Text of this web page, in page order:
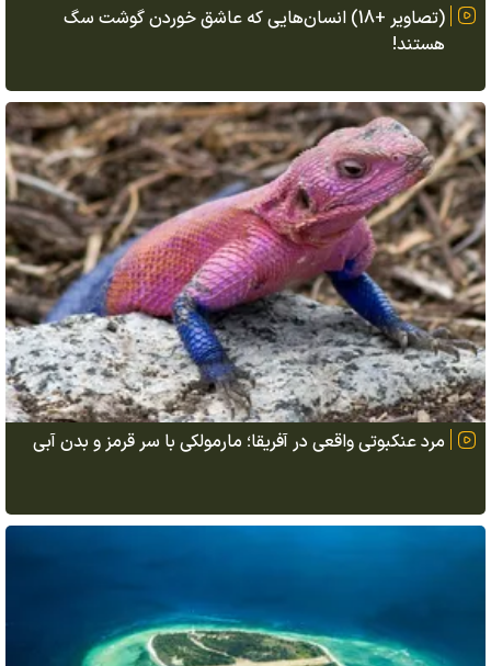
(تصاویر +18) انسان‌هایی که عاشق خوردن گوشت سگ
هستند!
مرد عنکبوتی واقعی در آفریقا؛ مارمولکی با سر قرمز و بدن آبی